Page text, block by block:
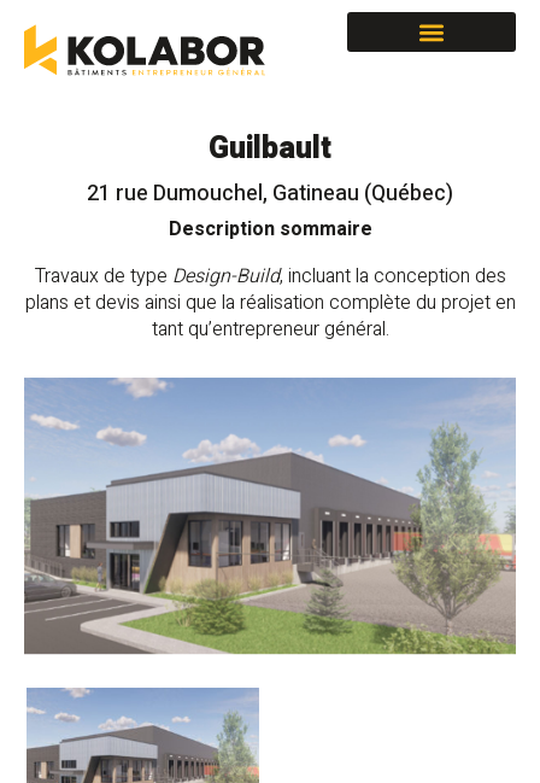
Guilbault
21 rue Dumouchel, Gatineau (Québec)
Description sommaire
Travaux de type Design-Build, incluant la conception des
plans et devis ainsi que la réalisation complète du projet en
tant qu’entrepreneur général.